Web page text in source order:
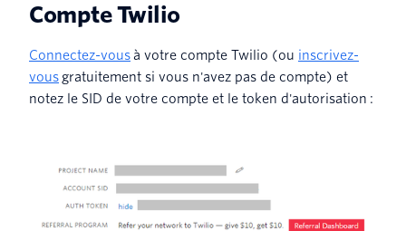
Compte Twilio
Connectez-vous à votre compte Twilio (ou inscrivez-
vous gratuitement si vous n'avez pas de compte) et
notez le SID de votre compte et le token d'autorisation :